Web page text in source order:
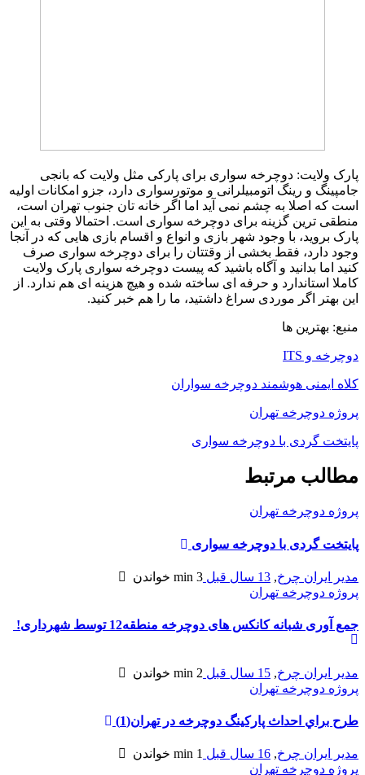
پارک ولایت: دوچرخه سواری برای پارکی مثل ولایت که بانجی
جامپینگ و رینگ اتومبیلرانی و موتورسواری دارد، جزو امکانات اولیه
است که اصلا به چشم نمی آید اما اگر خانه تان جنوب تهران است،
منطقی ترین گزینه برای دوچرخه سواری است. احتمالا وقتی به این
پارک بروید، با وجود شهر بازی و انواع و اقسام بازی هایی که در آنجا
وجود دارد، فقط بخشی از وقتتان را برای دوچرخه سواری صرف
کنید اما بدانید و آگاه باشید که پیست دوچرخه سواری پارک ولایت
کاملا استاندارد و حرفه ای ساخته شده و هیچ هزینه ای هم ندارد. از
این بهتر اگر موردی سراغ داشتید، ما را هم خبر کنید.
منبع: بهترین ها
دوچرخه و ITS
کلاه ایمنی هوشمند دوچرخه سواران
پروژه دوچرخه تهران
پایتخت‌ گردی با دوچرخه سواری
مطالب مرتبط
پروژه دوچرخه تهران
پایتخت‌ گردی با دوچرخه سواری
مدیر ایران چرخ, 13 سال قبل 3 min
خواندن
پروژه دوچرخه تهران
جمع آوری شبانه کانکس های دوچرخه منطقه12 توسط شهرداری!
مدیر ایران چرخ, 15 سال قبل 2 min
خواندن
پروژه دوچرخه تهران
طرح براي احداث پاركينگ دوچرخه در تهران(1)
مدیر ایران چرخ, 16 سال قبل 1 min
خواندن
پروژه دوچرخه تهران